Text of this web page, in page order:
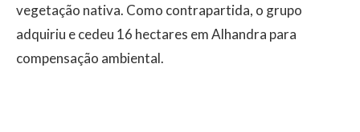
vegetação nativa. Como contrapartida, o grupo
adquiriu e cedeu 16 hectares em Alhandra para
compensação ambiental.